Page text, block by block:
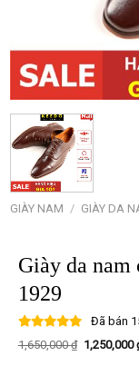
GIÀY NAM / GIÀY DA
Giày da nam
1929
Đã bán
1,650,000₫ Giá
gốc
1,250,000